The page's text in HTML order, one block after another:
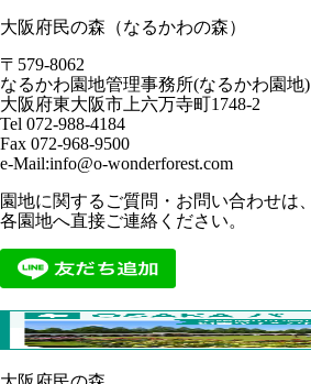
大阪府民の森（なるかわの森）
〒579-8062
なるかわ園地管理事務所(なるかわ園地)
大阪府東大阪市上六万寺町1748-2
Tel 072-988-4184
Fax 072-968-9500
e-Mail:info@o-wonderforest.com
園地に関するご質問・お問い合わせは、
各園地へ直接ご連絡ください。